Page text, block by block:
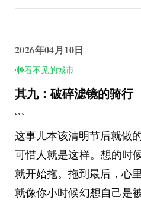
也仅仅是在回忆中掠过。
竟我离开那家公司的时候
子。
所以我踌躇犹豫之间，突
2026年04月10日
看不见的城市
其九：破碎滤镜的骑行
```
这事儿本该清明节后就做的
可惜人就是这样。想的时
就开始拖。拖到最后，心
就像你小时候幻想自己是